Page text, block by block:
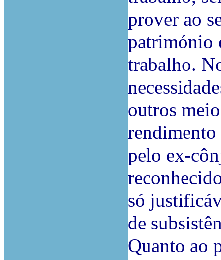
prover ao
património
trabalho.
outros
pelo ex-
só
de
Quanto ao